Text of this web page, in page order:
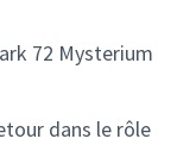
72 Mysterium
dans le rôle